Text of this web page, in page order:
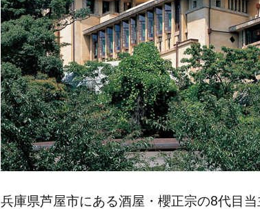
兵庫県芦屋市にある酒屋・櫻正宗の8代目